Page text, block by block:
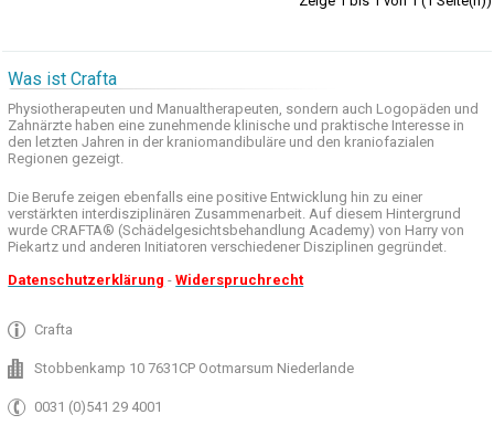
Was ist Crafta
Physiotherapeuten und Manualtherapeuten, sondern auch Logopäden und
Zahnärzte haben eine zunehmende klinische und praktische Interesse in
den letzten Jahren in der kraniomandibuläre und den kraniofazialen
Regionen gezeigt.
Die Berufe zeigen ebenfalls eine positive Entwicklung hin zu einer
verstärkten interdisziplinären Zusammenarbeit. Auf diesem Hintergrund
wurde CRAFTA® (Schädelgesichtsbehandlung Academy) von Harry von
Piekartz und anderen Initiatoren verschiedener Disziplinen gegründet.
Datenschutzerklärung -Widerspruchrecht
Crafta
Stobbenkamp 10 7631CP Ootmarsum Niederlande
0031 (0)541 29 4001